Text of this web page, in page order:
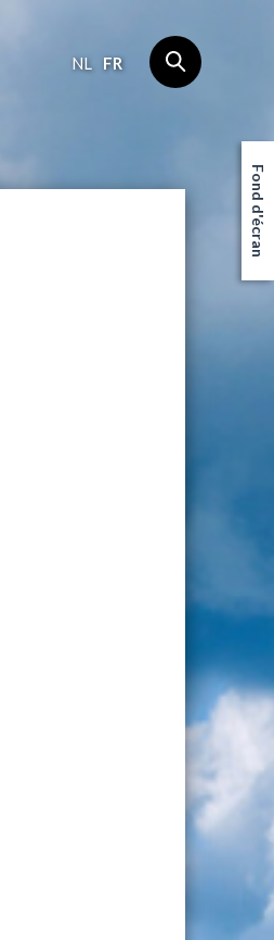
NL FR
Fond d'écran